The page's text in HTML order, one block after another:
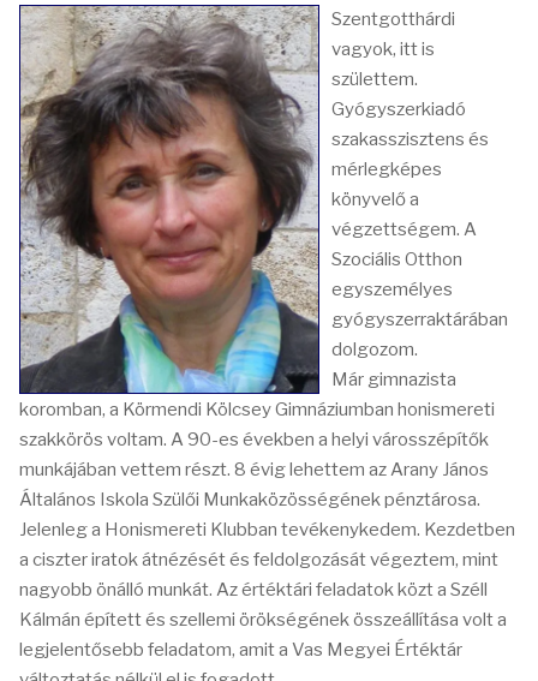
Szentgotthárdi
vagyok, itt is
születtem.
Gyógyszerkiadó
szakasszisztens és
mérlegképes
könyvelő a
végzettségem. A
Szociális Otthon
egyszemélyes
gyógyszerraktárában
dolgozom.
Már gimnazista
koromban, a Körmendi Kölcsey Gimnáziumban honismereti
szakkörös voltam. A 90-es években a helyi városszépítők
munkájában vettem részt. 8 évig lehettem az Arany János
Általános Iskola Szülői Munkaközösségének pénztárosa.
Jelenleg a Honismereti Klubban tevékenykedem. Kezdetben
a ciszter iratok átnézését és feldolgozását végeztem, mint
nagyobb önálló munkát. Az értéktári feladatok közt a Széll
Kálmán épített és szellemi örökségének összeállítása volt a
legjelentősebb feladatom, amit a Vas Megyei Értéktár